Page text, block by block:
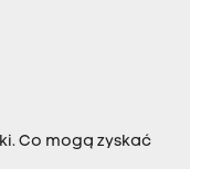
Co mogą zyskać